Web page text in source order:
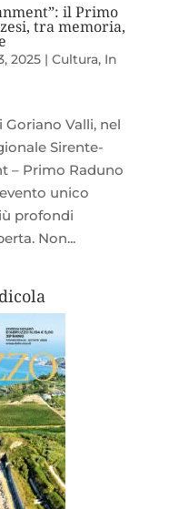
il Primo
tra memoria,
2025| Cultura, In
Valli, nel
Sirente-
– Primo Raduno
unico
profondi
Non...